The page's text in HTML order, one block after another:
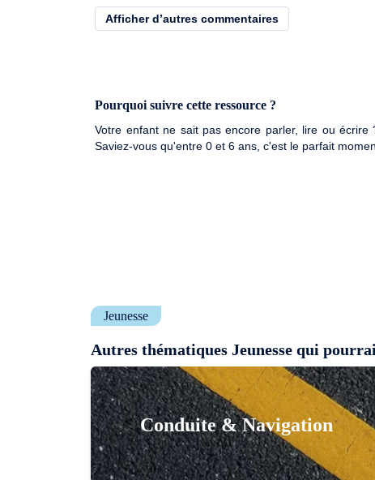
Afficher d’autres commentaires
Pourquoi suivre cette ressource ?
Votre enfant ne sait pas encore parler, lire ou
Saviez-vous qu'entre 0 et 6 ans, c'est le parfait
Jeunesse
Autres thématiques Jeunesse qui
Conduite & Navigation